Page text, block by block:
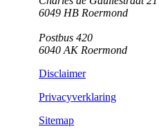
6049 HB Roermond
Postbus 420
6040 AK Roermond
Disclaimer
Privacyverklaring
Sitemap